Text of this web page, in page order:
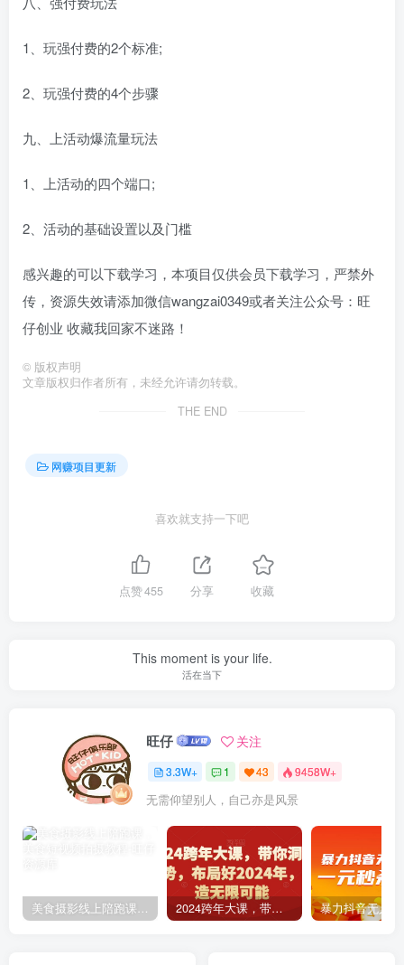
1、玩强付费的2个标准;
2、玩强付费的4个步骤
九、上活动爆流量玩法
1、上活动的四个端口;
2、活动的基础设置以及门槛
感兴趣的可以下载学习，本项目仅供会员下载学习，严禁外
传，资源失效请添加微信wangzai0349或者关注公众号：旺
仔创业 收藏我回家不迷路！
© 版权声明
文章版权归作者所有，未经允许请勿转载。
THE END
网赚项目更新
喜欢就支持一下吧
点赞455 分享 收藏
This moment is your life.
活在当下
旺仔 关注
3.3W+ 1 43 9458W+
无需仰望别人，自己亦是风景
美食摄影线上陪跑课，美食短视频拍摄教程 2024跨年大课，​带你洞察趋势，布局好2024年，创造无限可能